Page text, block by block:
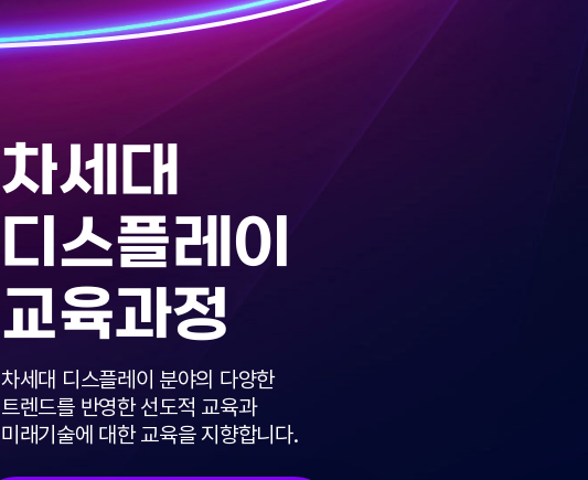
차세대
디스플레이
교육과정
차세대 디스플레이 분야의 다양한
트렌드를 반영한 선도적 교육과
미래기술에 대한 교육을 지향합니다.